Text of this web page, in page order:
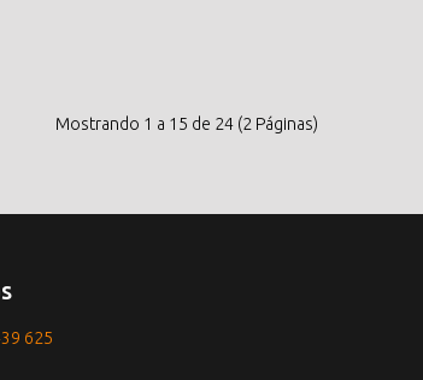
Mostrando 1 a 15 de 24 (2 Páginas)
625